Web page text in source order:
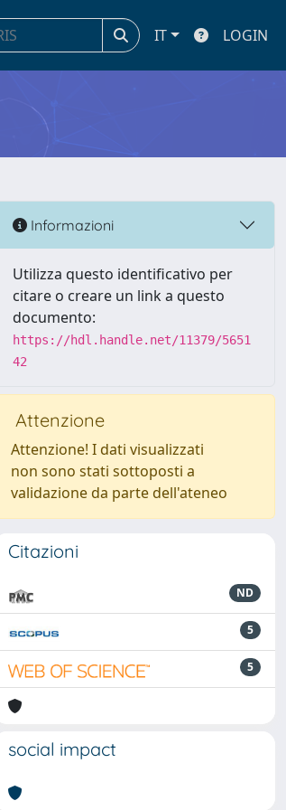
IT LOGIN
Informazioni
Utilizza questo identificativo per
citare o creare un link a questo
documento:
https://hdl.handle.net/11379/5651
42
Attenzione
Attenzione! I dati visualizzati
non sono stati sottoposti a
validazione da parte dell'ateneo
Citazioni
ND
5
5
social impact